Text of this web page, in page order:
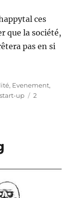
ces
que la société,
pas en si
, Evenement,
start-up
2